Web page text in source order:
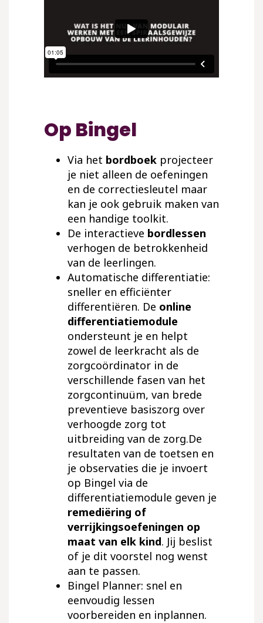
Op Bingel
Via het bordboek projecteer
je niet alleen de oefeningen
en de correctiesleutel maar
kan je ook gebruik maken van
een handige toolkit.
De interactieve bordlessen
verhogen de betrokkenheid
van de leerlingen.
Automatische differentiatie:
sneller en efficiënter
differentiëren. De online
differentiatiemodule
ondersteunt je en helpt
zowel de leerkracht als de
zorgcoördinator in de
verschillende fasen van het
zorgcontinuüm, van brede
preventieve basiszorg over
verhoogde zorg tot
uitbreiding van de zorg.De
resultaten van de toetsen en
je observaties die je invoert
op Bingel via de
differentiatiemodule geven je
remediëring of
verrijkingsoefeningen op
maat van elk kind. Jij beslist
of je dit voorstel nog wenst
aan te passen.
Bingel Planner: snel en
eenvoudig lessen
voorbereiden en inplannen.